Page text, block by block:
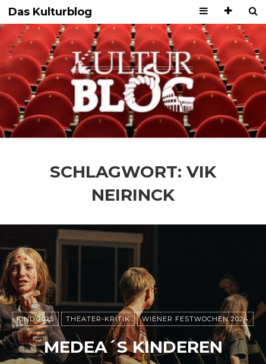
Das Kulturblog
SCHLAGWORT: VIK
NEIRINCK
FIND 2025 THEATER-KRITIK WIENER FESTWOCHEN 2024
MEDEA´S KINDEREN